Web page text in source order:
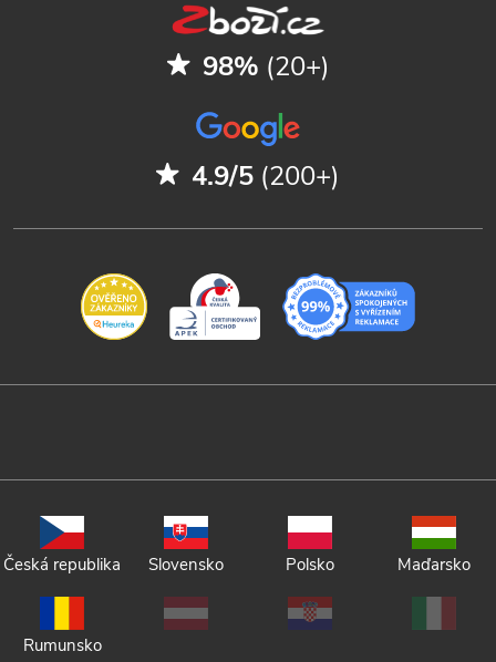
98% (20+)
4.9/5 (200+)
Česká republika Slovensko Polsko Maďarsko
Rumunsko